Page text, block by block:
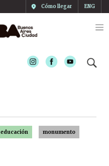
Cómo llegar ENG
InstagramFacebookYoutube
educación monumento